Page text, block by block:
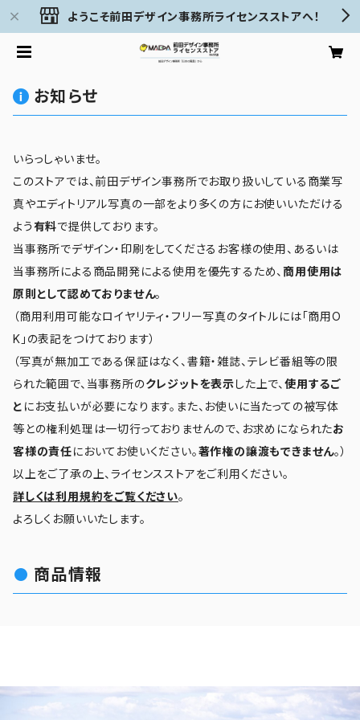
ようこそ前田デザイン事務所ライセンスストアへ！
お知らせ
いらっしゃいませ。
このストアでは、前田デザイン事務所でお取り扱いしている商業写
真やエディトリアル写真の一部をより多くの方にお使いいただける
よう有料で提供しております。
当事務所でデザイン・印刷をしてくださるお客様の使用、あるいは
当事務所による商品開発による使用を優先するため、商用使用は
原則として認めておりません。
（商用利用可能なロイヤリティ・フリー写真のタイトルには「商用O
K」の表記をつけております）
（写真が無加工である保証はなく、書籍・雑誌、テレビ番組等の限
られた範囲で、当事務所のクレジットを表示した上で、使用するご
と にお支払いが必要になります。また、お使いに当たっての被写体
等との権利処理は一切行っておりませんので、お求めになられたお
客様の責任においてお使いください。著作権の譲渡もできません。）
以上をご了承の上、ライセンスストアをご利用ください。
詳しくは利用規約をご覧ください。
よろしくお願いいたします。
商品情報